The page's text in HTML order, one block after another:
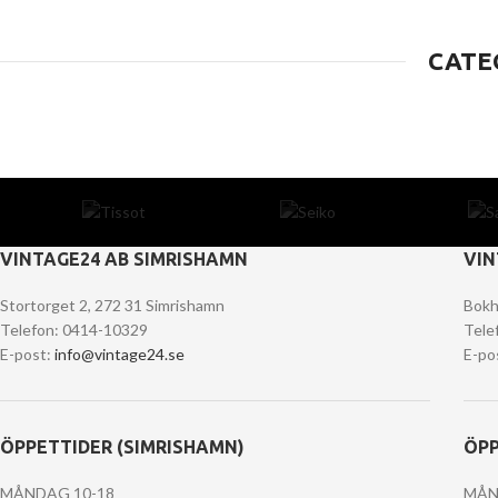
VINTAGE24 AB SIMRISHAMN
Stortorget 2, 272 31 Simrishamn
Telefon: 0414-10329
E-post: info@vintage24.se
ÖPPETTIDER (SIMRISHAMN)
MÅNDAG 10-18
E-